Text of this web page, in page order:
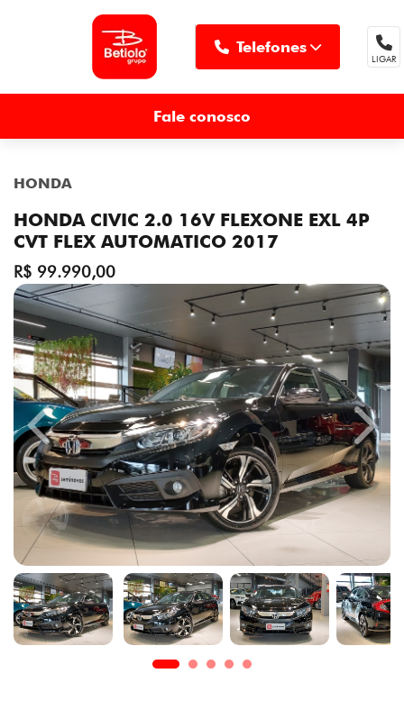
Telefones
LIGAR
Fale conosco
HONDA
HONDA CIVIC 2.0 16V FLEXONE EXL 4P
CVT FLEX AUTOMATICO 2017
R$ 99.990,00
Previous Next